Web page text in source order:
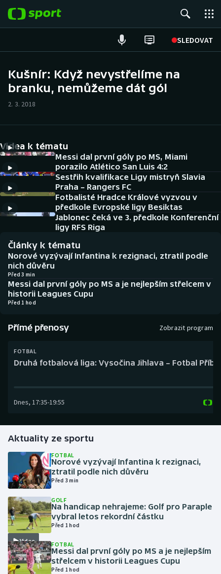
SLEDOVAT
Hokej
Cyklistika
DALŠÍ SPORTY
Americký fotbal
Baseball a softbal
Basketbal
Biatlon
Boby a skeleton
Box
Golf
Gymnastika
Házená
Jezdectví
Judo
Krasobruslení
NEPŘEHLÉDNĚTE
Historické návraty
Aplikace ČT sport
AZ kvíz
Kušnír: Když nevystřelíme na
branku, nemůžeme dát gól
2. 3. 2018
Videa k tématu
Messi dal první góly po MS, Miami
porazilo Atlético San Luis 4:2
Sestřih kvalifikace Ligy mistryň Slavia
Praha – Rangers FC
Fotbalisté Hradce Králové vyzvou v
předkole Evropské ligy Besiktas
Jablonec čeká ve 3. předkole Konferenční
ligy RFS Riga
Články k tématu
Norové vyzývají Infantina k rezignaci, ztratil podle
nich důvěru
Před 3 min
Messi dal první góly po MS a je nejlepším střelcem v
historii Leagues Cupu
Před 1 hod
Přímé přenosy Zobrazit program
FOTBAL
Druhá fotbalová liga: Vysočina Jihlava – Fotbal
Dnes, 17:35-19:55
Aktuality ze sportu
FOTBAL
Norové vyzývají Infantina k rezignaci,
ztratil podle nich důvěru
Před 3 min
Video
GOLF
Na handicap nehrajeme: Golf pro Paraple
vybral letos rekordní částku
Před 1 hod
FOTBAL
Messi dal první góly po MS a je nejlepším
střelcem v historii Leagues Cupu
Před 1 hod